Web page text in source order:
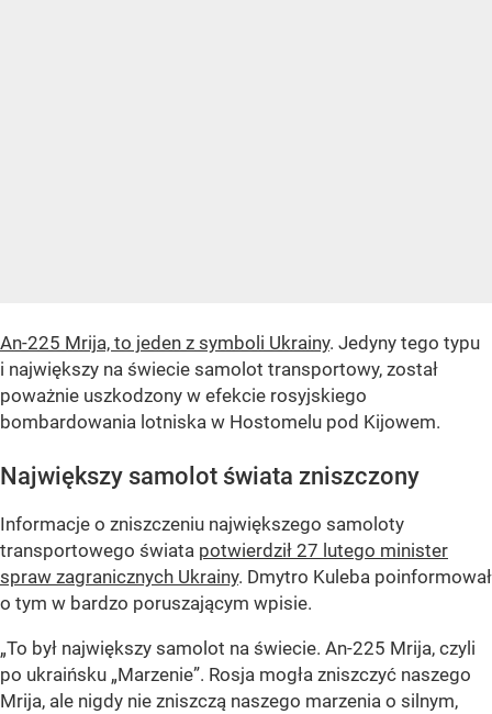
An-225 Mrija, to jeden z symboli Ukrainy. Jedyny tego typu
i największy na świecie samolot transportowy, został
poważnie uszkodzony w efekcie rosyjskiego
bombardowania lotniska w Hostomelu pod Kijowem.
Największy samolot świata zniszczony
Informacje o zniszczeniu największego samoloty
transportowego świata potwierdził 27 lutego minister
spraw zagranicznych Ukrainy. Dmytro Kuleba poinformował
o tym w bardzo poruszającym wpisie.
„To był największy samolot na świecie. An-225 Mrija, czyli
po ukraińsku „Marzenie”. Rosja mogła zniszczyć naszego
Mrija, ale nigdy nie zniszczą naszego marzenia o silnym,